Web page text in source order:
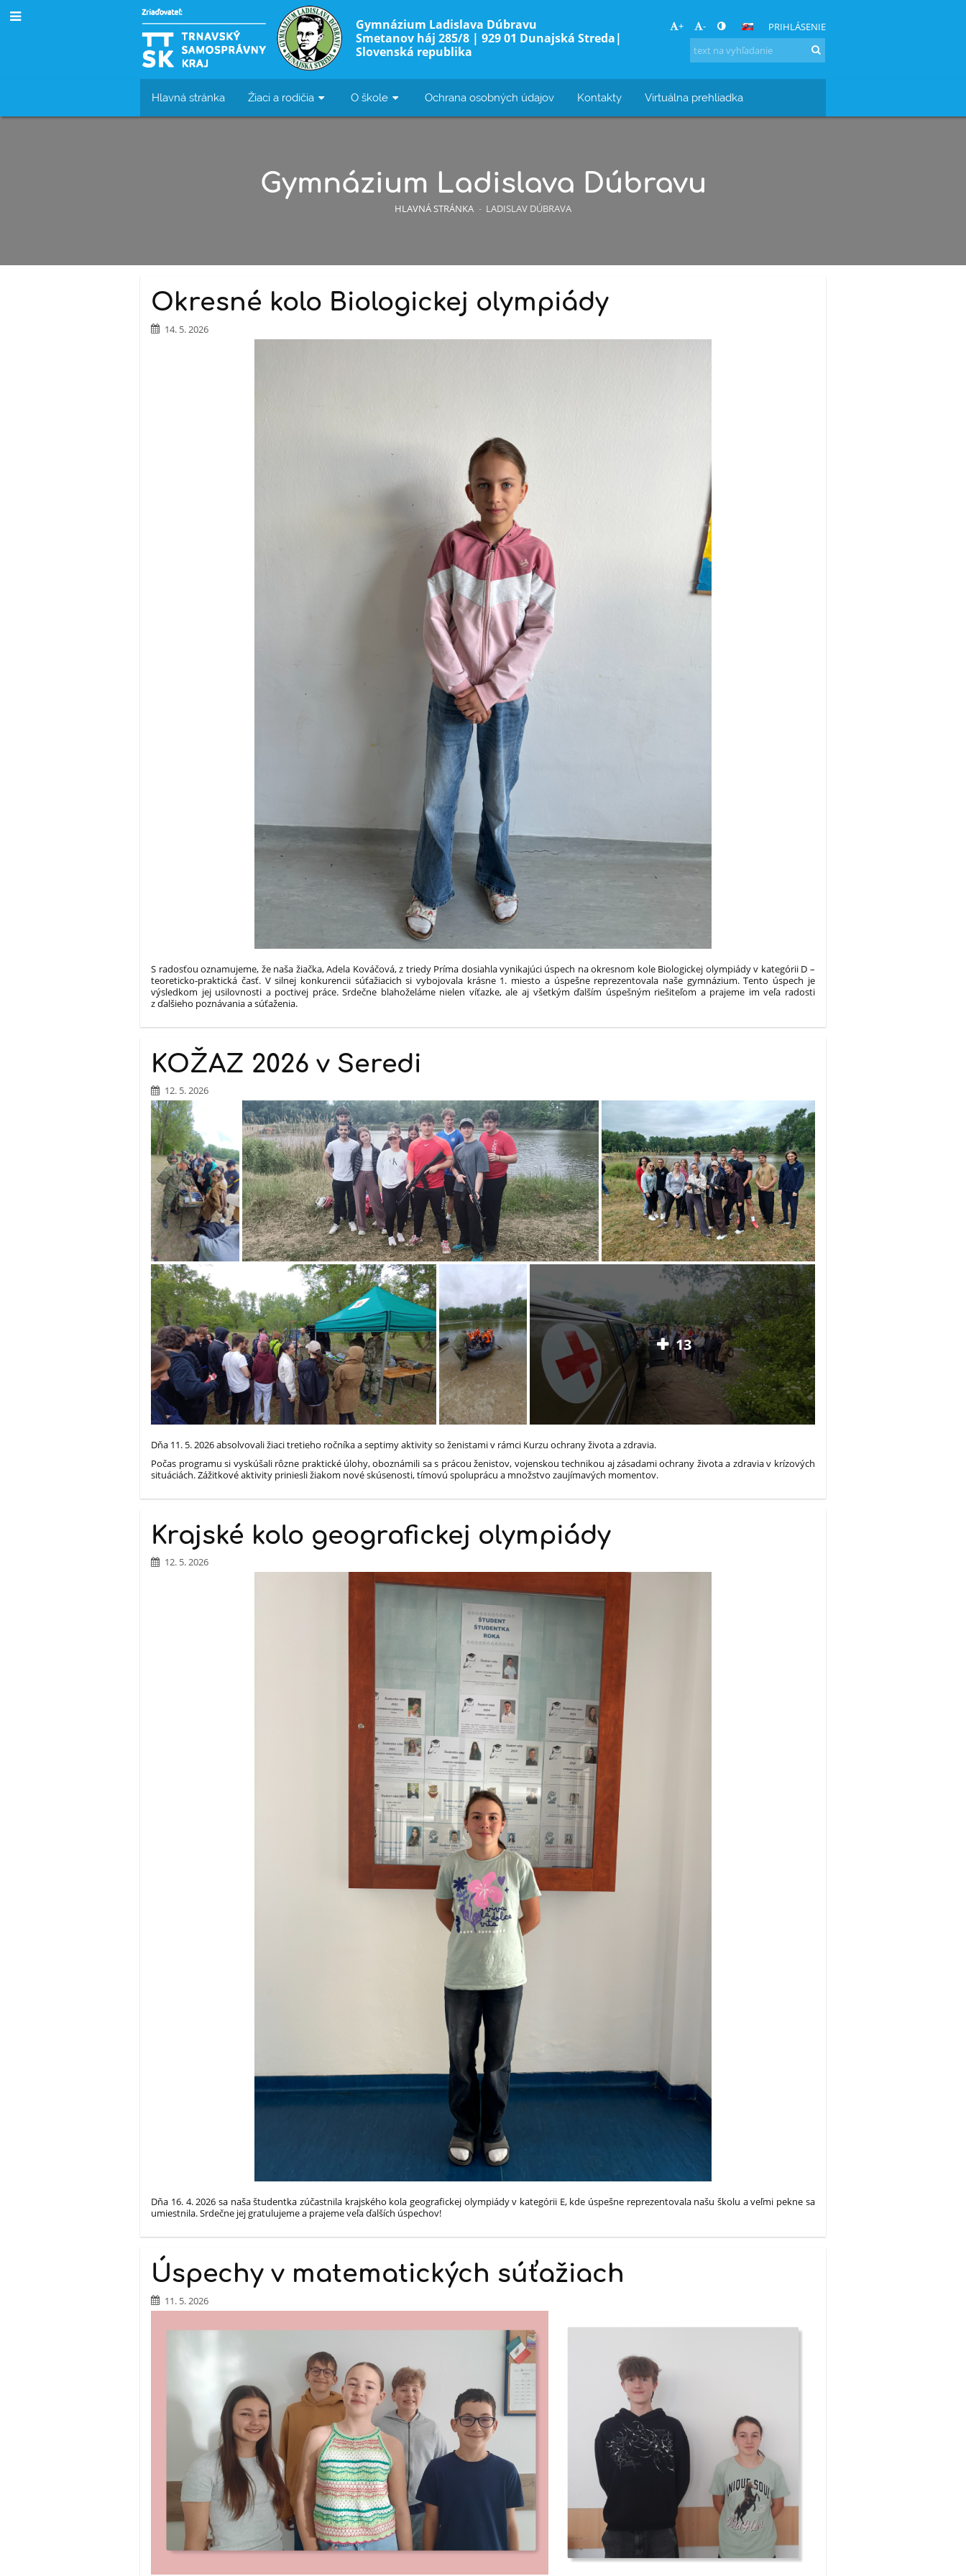
Gymnázium Ladislava Dúbravu
Smetanov háj 285/8 | 929 01 Dunajská Streda|
Slovenská republika
+ - PRIHLÁSENIE
Hlavná stránka Žiaci a rodičia O škole Ochrana osobných údajov Kontakty Virtuálna prehliadka
Gymnázium Ladislava Dúbravu
HLAVNÁ STRÁNKA - LADISLAV DÚBRAVA
Okresné kolo Biologickej olympiády
14. 5. 2026
S radosťou oznamujeme, že naša žiačka, Adela Kováčová, z triedy Príma dosiahla vynikajúci úspech na okresnom kole Biologickej olympiády v kategórii D –
teoreticko-praktická časť. V silnej konkurencii súťažiacich si vybojovala krásne 1. miesto a úspešne reprezentovala naše gymnázium. Tento úspech je
výsledkom jej usilovnosti a poctivej práce. Srdečne blahoželáme nielen víťazke, ale aj všetkým ďalším úspešným riešiteľom a prajeme im veľa radosti
z ďalšieho poznávania a súťaženia.
KOŽAZ 2026 v Seredi
12. 5. 2026
13
Dňa 11. 5. 2026 absolvovali žiaci tretieho ročníka a septimy aktivity so ženistami v rámci Kurzu ochrany života a zdravia.
Počas programu si vyskúšali rôzne praktické úlohy, oboznámili sa s prácou ženistov, vojenskou technikou aj zásadami ochrany života a zdravia v krízových
situáciách. Zážitkové aktivity priniesli žiakom nové skúsenosti, tímovú spoluprácu a množstvo zaujímavých momentov.
Krajské kolo geografickej olympiády
12. 5. 2026
Dňa 16. 4. 2026 sa naša študentka zúčastnila krajského kola geografickej olympiády v kategórii E, kde úspešne reprezentovala našu školu a veľmi pekne sa
umiestnila. Srdečne jej gratulujeme a prajeme veľa ďalších úspechov!
Úspechy v matematických súťažiach
11. 5. 2026